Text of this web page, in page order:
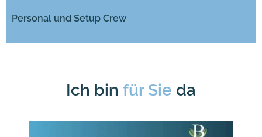
Personal und Setup Crew
Ich bin für Sie da